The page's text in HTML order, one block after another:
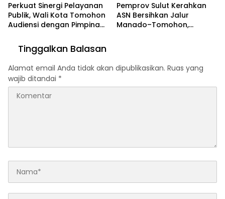
Perkuat Sinergi Pelayanan
Publik, Wali Kota Tomohon
Audiensi dengan Pimpinan
Pemprov Sulut Kerahkan
ASN Bersihkan Jalur
Manado–Tomohon,
Tinggalkan Balasan
Alamat email Anda tidak akan dipublikasikan. Ruas yang
wajib ditandai *